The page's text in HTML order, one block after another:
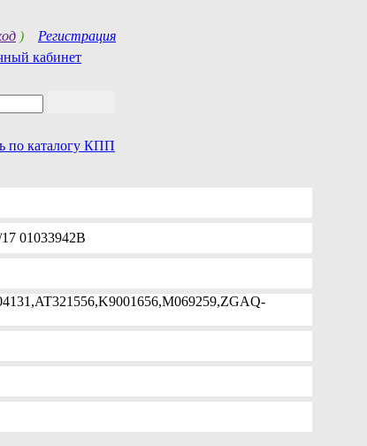
) Регистрация
кабинет
по каталогу КПП
01033942B